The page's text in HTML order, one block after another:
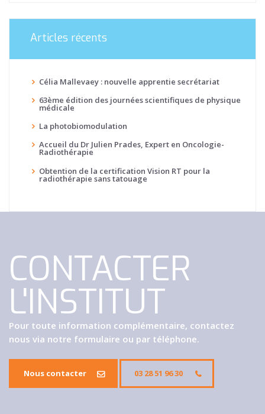
Articles récents
Célia Mallevaey : nouvelle apprentie secrétariat
63ème édition des journées scientifiques de physique
médicale
La photobiomodulation
Accueil du Dr Julien Prades, Expert en Oncologie-
Radiothérapie
Obtention de la certification Vision RT pour la
radiothérapie sans tatouage
CONTACTER
L'INSTITUT
Pour toute information complémentaire, contactez
nous via notre formulaire ou par téléphone.
Nous contacter 03 28 51 96 30